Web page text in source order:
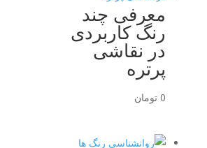
معرفی چند
رنگ کاربردی
در نقاشی
پرتره
0 تومان